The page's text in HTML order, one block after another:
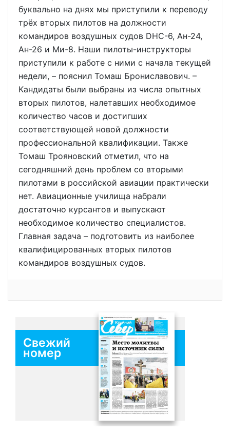
буквально на днях мы приступили к переводу
трёх вторых пилотов на должности
командиров воздушных судов DHC-6, Ан-24,
Ан-26 и Ми-8. Наши пилоты-инструкторы
приступили к работе с ними с начала текущей
недели, – пояснил Томаш Брониславович. –
Кандидаты были выбраны из числа опытных
вторых пилотов, налетавших необходимое
количество часов и достигших
соответствующей новой должности
профессиональной квалификации. Также
Томаш Трояновский отметил, что на
сегодняшний день проблем со вторыми
пилотами в российской авиации практически
нет. Авиационные училища набрали
достаточно курсантов и выпускают
необходимое количество специалистов.
Главная задача – подготовить из наиболее
квалифицированных вторых пилотов
командиров воздушных судов.
Свежий
номер